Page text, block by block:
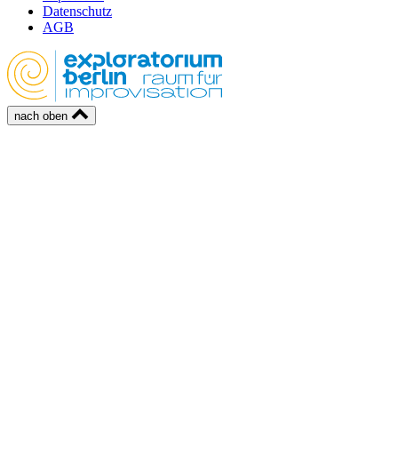
Datenschutz
AGB
nach oben